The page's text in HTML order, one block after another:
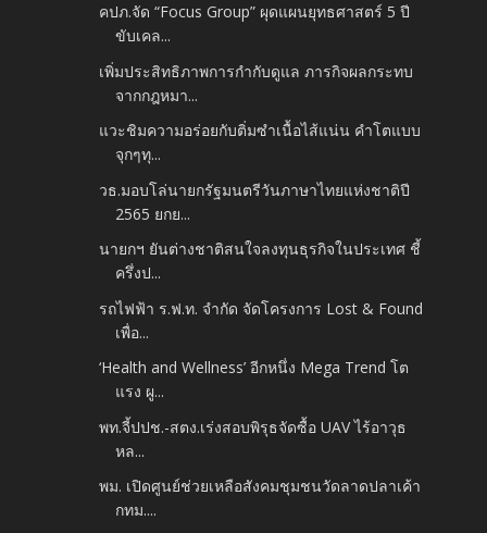
คปภ.จัด “Focus Group” ผุดแผนยุทธศาสตร์ 5 ปี
ขับเคล...
เพิ่มประสิทธิภาพการกำกับดูแล ภารกิจผลกระทบ
จากกฎหมา...
แวะชิมความอร่อยกับติ่มซำเนื้อไส้แน่น คำโตแบบ
จุกๆทุ...
วธ.มอบโล่นายกรัฐมนตรีวันภาษาไทยแห่งชาติปี
2565 ยกย...
นายกฯ ยันต่างชาติสนใจลงทุนธุรกิจในประเทศ ชี้
ครึ่งป...
รถไฟฟ้า ร.ฟ.ท. จำกัด จัดโครงการ Lost & Found
เพื่อ...
‘Health and Wellness’ อีกหนึ่ง Mega Trend โต
แรง ผู...
พท.จี้ปปช.-สตง.เร่งสอบพิรุธจัดซื้อ UAV ไร้อาวุธ
หล...
พม. เปิดศูนย์ช่วยเหลือสังคมชุมชนวัดลาดปลาเค้า
กทม....